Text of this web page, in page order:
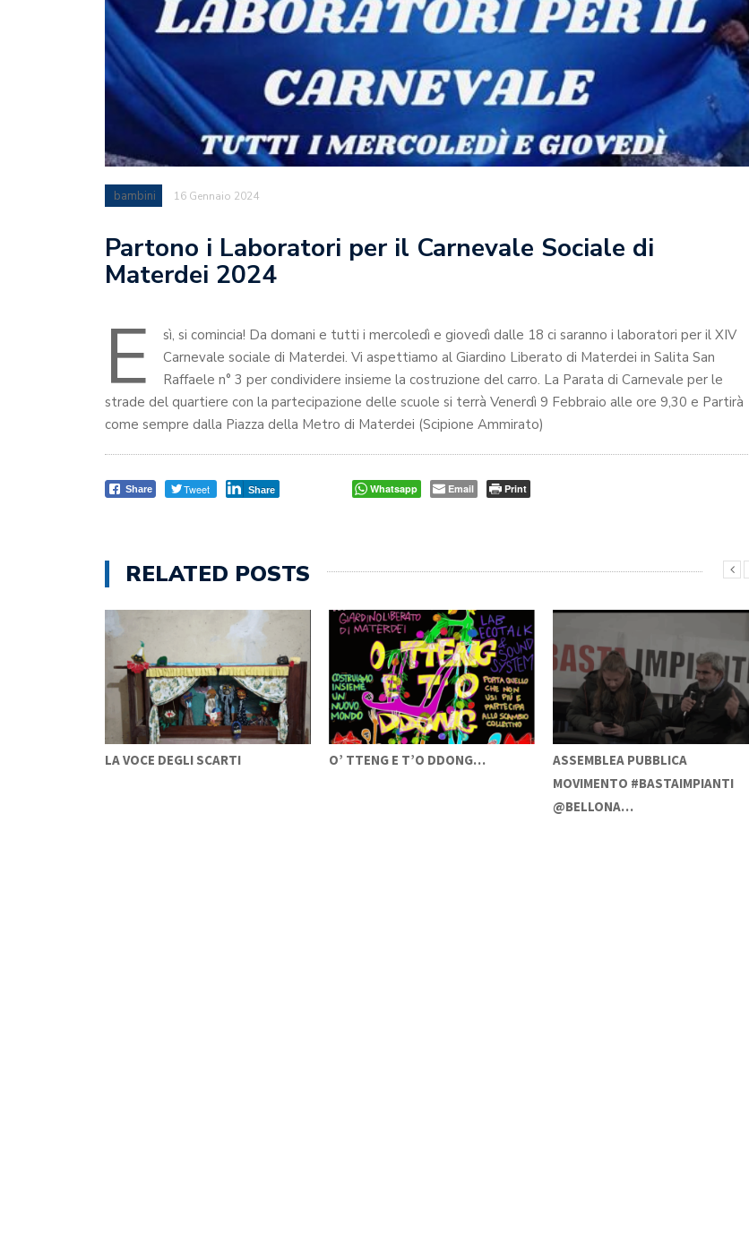
bambini 16 Gennaio 2024
Partono i Laboratori per il Carnevale Sociale di
Materdei 2024
E
sì, si comincia! Da domani e tutti i mercoledì e giovedì dalle 18 ci saranno i laboratori per il XIV
Carnevale sociale di Materdei. Vi aspettiamo al Giardino Liberato di Materdei in Salita San
Raffaele n° 3 per condividere insieme la costruzione del carro. La Parata di Carnevale per le
strade del quartiere con la partecipazione delle scuole si terrà Venerdì 9 Febbraio alle ore 9,30 e Partirà
come sempre dalla Piazza della Metro di Materdei (Scipione Ammirato)
Share Tweet Share Whatsapp Email Print
RELATED POSTS
LA VOCE DEGLI SCARTI O’ TTENG E T’O DDONG…
ASSEMBLEA PUBBLICA
MOVIMENTO #BASTAIMPIANTI
@BELLONA…